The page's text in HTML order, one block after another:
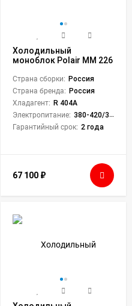
Холодильный
моноблок Polair MM 226
Страна сборки: Россия
Страна бренда: Россия
Хладагент: R 404A
Электропитание: 380-420/3/50
Гарантийный срок: 2 года
67 100 ₽